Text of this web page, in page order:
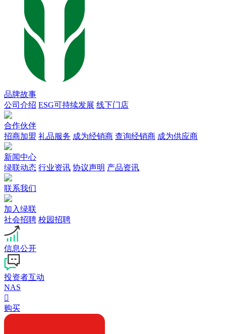
品牌故事
公司介绍 ESG可持续发展 线下门店
合作伙伴
招商加盟 礼品服务 成为经销商 查询经销商 成为供应商
新闻中心
绿联动态 行业资讯 协议声明 产品资讯
联系我们
加入绿联
社会招聘 校园招聘
信息公开
投资者互动
NAS

购买